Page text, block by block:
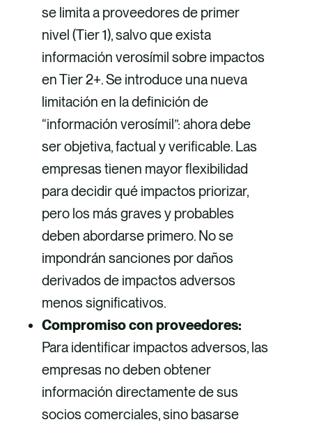
se limita a proveedores de primer
nivel (Tier 1), salvo que exista
información verosímil sobre impactos
en Tier 2+. Se introduce una nueva
limitación en la definición de
“información verosímil”: ahora debe
ser objetiva, factual y verificable. Las
empresas tienen mayor flexibilidad
para decidir qué impactos priorizar,
pero los más graves y probables
deben abordarse primero. No se
impondrán sanciones por daños
derivados de impactos adversos
menos significativos.
Compromiso con proveedores:
Para identificar impactos adversos, las
empresas no deben obtener
información directamente de sus
socios comerciales, sino basarse